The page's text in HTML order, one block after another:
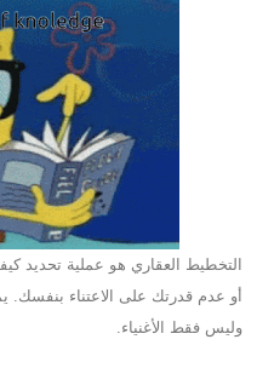
التخطيط العقاري هو عملية تحديد
أو عدم قدرتك على الاعتناء بنفسك.
وليس فقط الأغنياء.